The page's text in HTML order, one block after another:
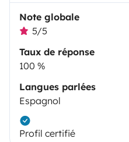
Note globale
5/5
Taux de réponse
100 %
Langues parlées
Espagnol
Profil certifié